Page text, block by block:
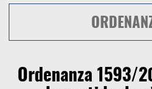
Ordenanza 1593/